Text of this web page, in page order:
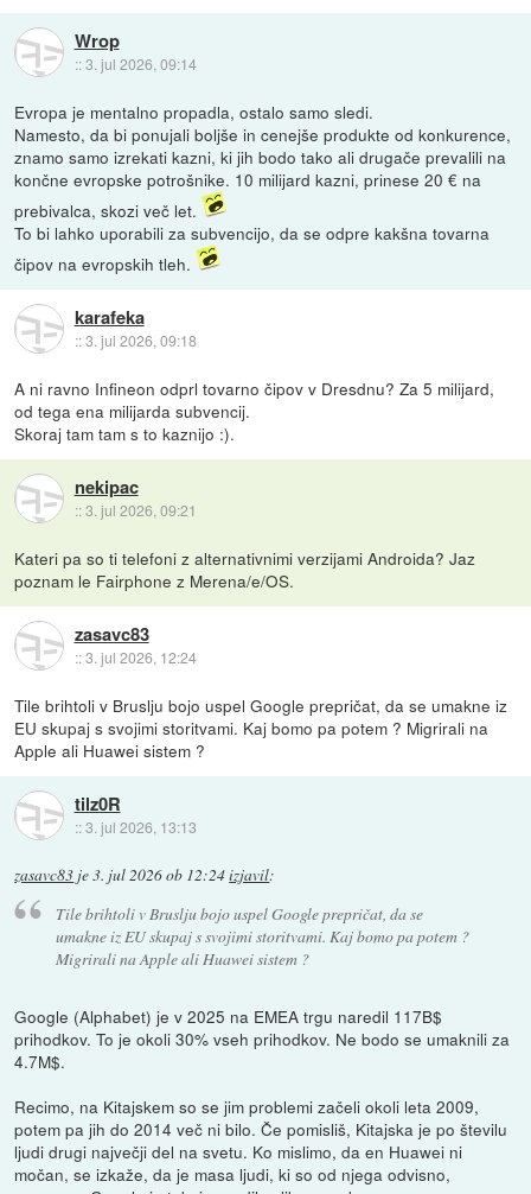
Wrop
::3. jul 2026, 09:14
Evropa je mentalno propadla, ostalo samo sledi.
Namesto, da bi ponujali boljše in cenejše produkte od konkurence,
znamo samo izrekati kazni, ki jih bodo tako ali drugače prevalili na
končne evropske potrošnike. 10 milijard kazni, prinese 20 € na
prebivalca, skozi več let.
To bi lahko uporabili za subvencijo, da se odpre kakšna tovarna
čipov na evropskih tleh.
karafeka
::3. jul 2026, 09:18
A ni ravno Infineon odprl tovarno čipov v Dresdnu? Za 5 milijard,
od tega ena milijarda subvencij.
Skoraj tam tam s to kaznijo :).
nekipac
::3. jul 2026, 09:21
Kateri pa so ti telefoni z alternativnimi verzijami Androida? Jaz
poznam le Fairphone z Merena/e/OS.
zasavc83
::3. jul 2026, 12:24
Tile brihtoli v Bruslju bojo uspel Google prepričat, da se umakne iz
EU skupaj s svojimi storitvami. Kaj bomo pa potem ? Migrirali na
Apple ali Huawei sistem ?
tilz0R
::3. jul 2026, 13:13
zasavc83 je3. jul 2026 ob 12:24izjavil:
Tile brihtoli v Bruslju bojo uspel Google prepričat, da se
umakne iz EU skupaj s svojimi storitvami. Kaj bomo pa potem ?
Migrirali na Apple ali Huawei sistem ?
Google (Alphabet) je v 2025 na EMEA trgu naredil 117B$
prihodkov. To je okoli 30% vseh prihodkov. Ne bodo se umaknili za
4.7M$.
Recimo, na Kitajskem so se jim problemi začeli okoli leta 2009,
potem pa jih do 2014 več ni bilo. Če pomisliš, Kitajska je po številu
ljudi drugi največji del na svetu. Ko mislimo, da en Huawei ni
močan, se izkaže, da je masa ljudi, ki so od njega odvisno,